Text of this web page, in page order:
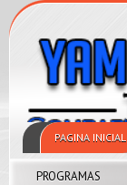
PAGINA INICIAL
PROGRAMAS